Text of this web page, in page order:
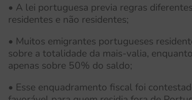
• A lei portuguesa previa regras
residentes e não residentes;
• Muitos emigrantes portugueses
sobre a totalidade da mais-valia,
apenas sobre 50% do saldo;
• Esse enquadramento fiscal foi